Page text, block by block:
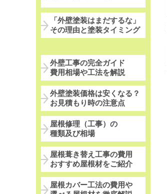
「外壁塗装はまだするな」
その理由と塗装タイミング
外壁工事の完全ガイド
費用相場や工法を解説
外壁塗装価格は安くなる？
お見積もり時の注意点
屋根修理（工事）の
種類及び相場
屋根葺き替え工事の費用
おすすめ屋根材をご紹介
屋根カバー工法の費用や